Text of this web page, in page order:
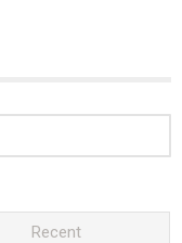
Recent